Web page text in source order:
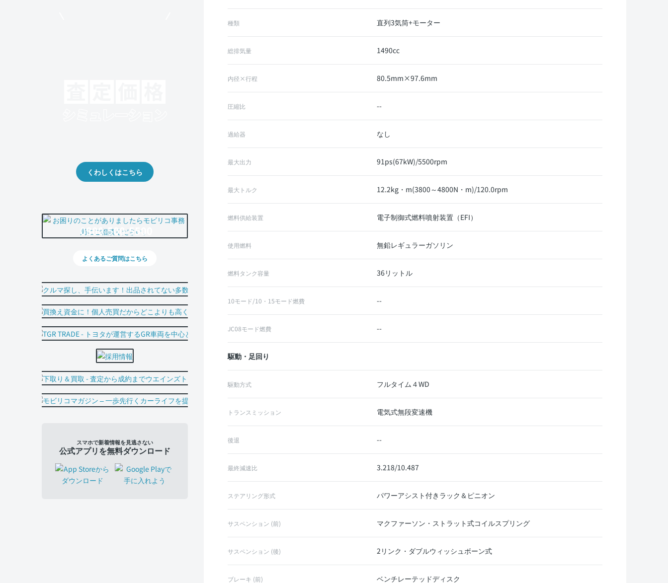
種類 直列3気筒+モーター
総排気量 1490cc
内径×行程 80.5mm×97.6mm
圧縮比 --
過給器 なし
最大出力 91ps(67kW)/5500rpm
最大トルク 12.2kg・m(3800～4800N・m)/120.0rpm
燃料供給装置 電子制御式燃料噴射装置（EFI）
使用燃料 無鉛レギュラーガソリン
燃料タンク容量 36リットル
10モード/10・15モード燃費 --
JC08モード燃費 --
駆動・足回り
駆動方式 フルタイム４WD
トランスミッション 電気式無段変速機
後退 --
最終減速比 3.218/10.487
ステアリング形式 パワーアシスト付きラック＆ピニオン
サスペンション (前) マクファーソン・ストラット式コイルスプリング
サスペンション (後) 2リンク・ダブルウィッシュボーン式
ブレーキ (前) ベンチレーテッドディスク
くわしくはこちら
0800-500-5500
よくあるご質問はこちら
スマホで新着情報を見逃さない
公式アプリを無料ダウンロード